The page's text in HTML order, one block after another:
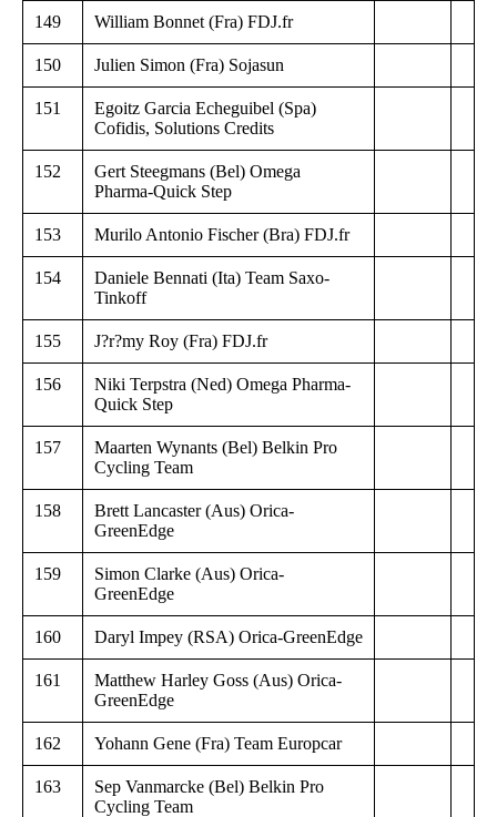
149 William Bonnet (Fra) FDJ.fr
150 Julien Simon (Fra) Sojasun
151
Egoitz Garcia Echeguibel (Spa)
Cofidis, Solutions Credits
152
Gert Steegmans (Bel) Omega
Pharma-Quick Step
153 Murilo Antonio Fischer (Bra) FDJ.fr
154
Daniele Bennati (Ita) Team Saxo-
Tinkoff
155 J?r?my Roy (Fra) FDJ.fr
156
Niki Terpstra (Ned) Omega Pharma-
Quick Step
157
Maarten Wynants (Bel) Belkin Pro
Cycling Team
158
Brett Lancaster (Aus) Orica-
GreenEdge
159
Simon Clarke (Aus) Orica-
GreenEdge
160 Daryl Impey (RSA) Orica-GreenEdge
161
Matthew Harley Goss (Aus) Orica-
GreenEdge
162 Yohann Gene (Fra) Team Europcar
163
Sep Vanmarcke (Bel) Belkin Pro
Cycling Team